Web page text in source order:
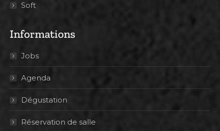
Soft
Informations
Jobs
Agenda
Dégustation
Réservation de salle